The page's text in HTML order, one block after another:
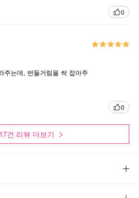
0
주는데, 번들거림을 싹 잡아주
0
17건 리뷰 더보기